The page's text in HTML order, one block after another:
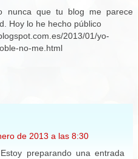
nunca que tu blog me parece
Hoy lo he hecho público
2013/01/yo-
no-me.html
de 2013 a las 8:30
preparando una entrada